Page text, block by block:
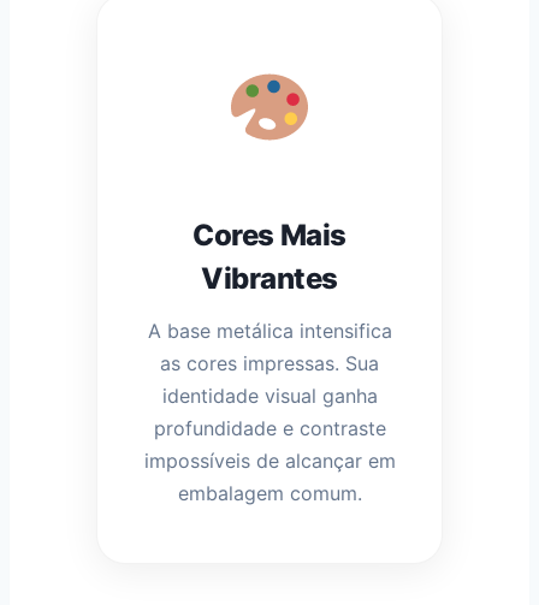
Cores Mais
Vibrantes
A base metálica intensifica
as cores impressas. Sua
identidade visual ganha
profundidade e contraste
impossíveis de alcançar em
embalagem comum.